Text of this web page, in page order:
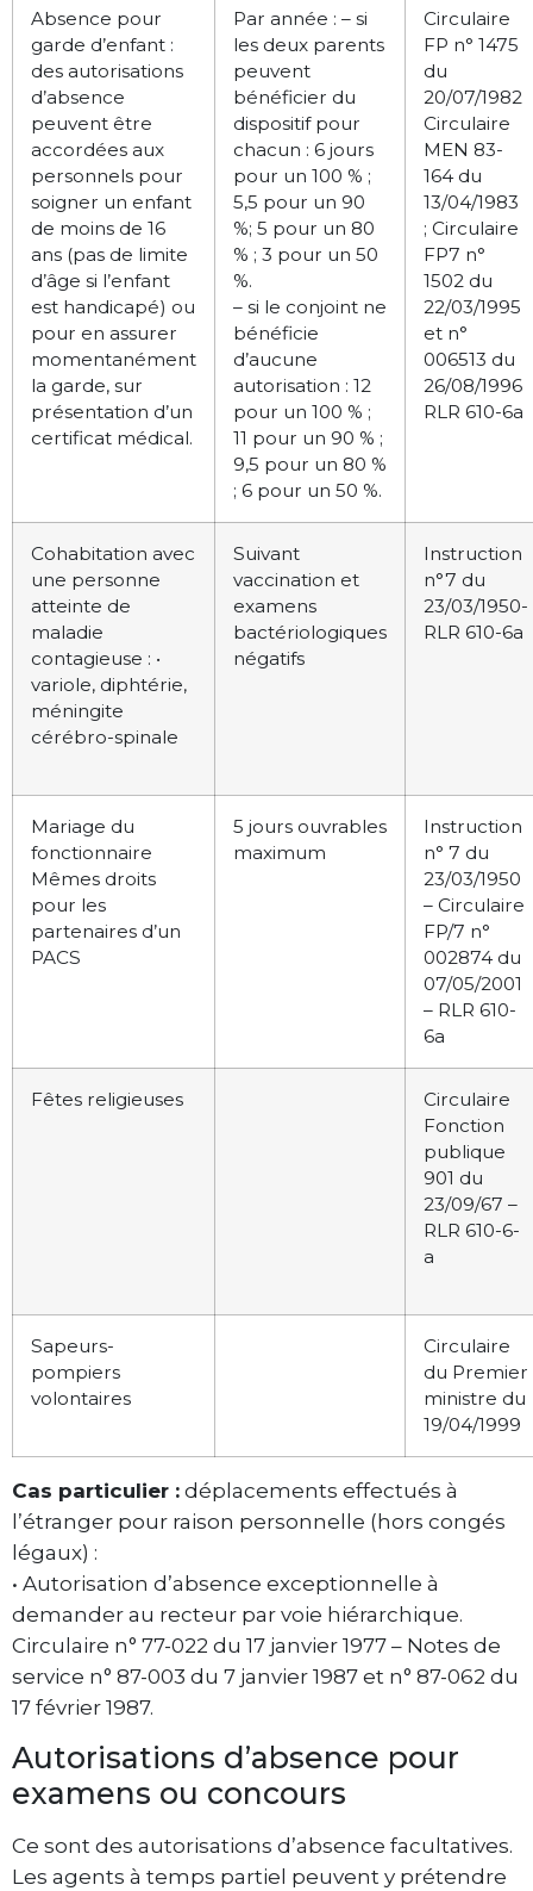
Absence pour
garde d’enfant :
des autorisations
d’absence
peuvent être
accordées aux
personnels pour
soigner un enfant
de moins de 16
ans (pas de limite
d’âge si l’enfant
est handicapé) ou
pour en assurer
momentanément
la garde, sur
présentation d’un
certificat médical.
Par année : – si
les deux parents
peuvent
bénéficier du
dispositif pour
chacun : 6 jours
pour un 100 % ;
5,5 pour un 90
%; 5 pour un 80
% ; 3 pour un 50
%.
– si le conjoint ne
bénéficie
d’aucune
autorisation : 12
pour un 100 % ;
11 pour un 90 % ;
9,5 pour un 80 %
; 6 pour un 50 %.
Circulaire
FP n° 1475
du
20/07/1982
Circulaire
MEN 83-
164 du
13/04/1983
; Circulaire
FP7 n°
1502 du
22/03/1995
et n°
006513 du
26/08/1996
RLR 610-6a
Cohabitation avec
une personne
atteinte de
maladie
contagieuse : •
variole, diphtérie,
méningite
cérébro-spinale
Suivant
vaccination et
examens
bactériologiques
négatifs
Instruction
n°7 du
23/03/1950-
RLR 610-6a
Mariage du
fonctionnaire
Mêmes droits
pour les
partenaires d’un
PACS
5 jours ouvrables
maximum
Instruction
n° 7 du
23/03/1950
– Circulaire
FP/7 n°
002874 du
07/05/2001
– RLR 610-
6a
Fêtes religieuses
Circulaire
Fonction
publique
901 du
23/09/67 –
RLR 610-6-
a
Sapeurs-
pompiers
volontaires
Circulaire
du Premier
ministre du
19/04/1999
Cas particulier : déplacements effectués à
l’étranger pour raison personnelle (hors congés
légaux) :
• Autorisation d’absence exceptionnelle à
demander au recteur par voie hiérarchique.
Circulaire n° 77-022 du 17 janvier 1977 – Notes de
service n° 87-003 du 7 janvier 1987 et n° 87-062 du
17 février 1987.
Autorisations d’absence pour
examens ou concours
Ce sont des autorisations d’absence facultatives.
Les agents à temps partiel peuvent y prétendre